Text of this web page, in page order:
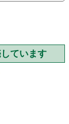
ています